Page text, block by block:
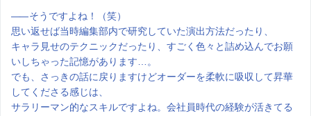
――そうですよね！（笑）
思い返せば当時編集部内で研究していた演出方法だったり、
キャラ見せのテクニックだったり、すごく色々と詰め込んでお願
いしちゃった記憶があります…。
でも、さっきの話に戻りますけどオーダーを柔軟に吸収して昇華
してくださる感じは、
サラリーマン的なスキルですよね。会社員時代の経験が活きてる